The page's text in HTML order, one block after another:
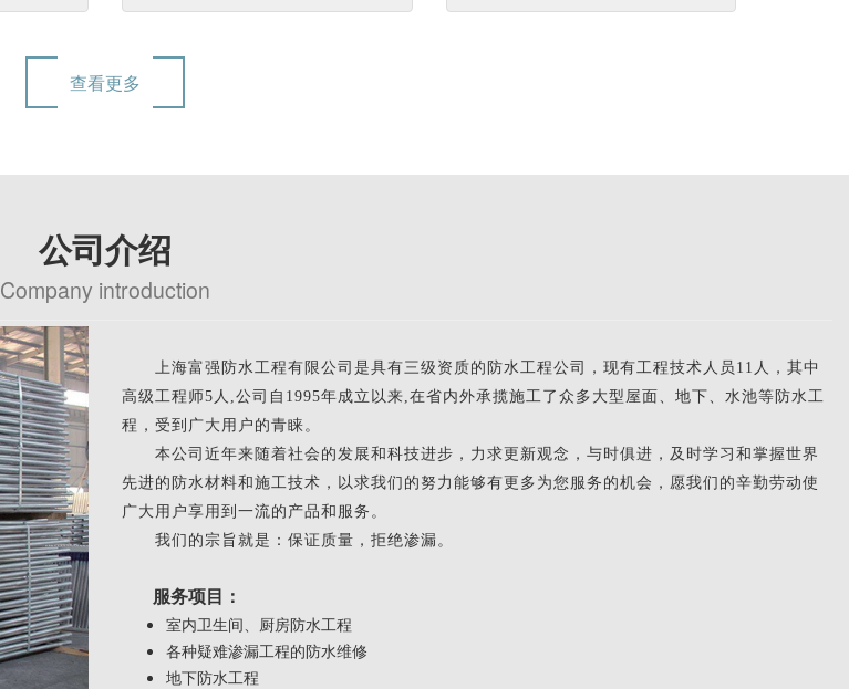
查看更多
公司介绍
Company introduction
上海富强防水工程有限公司是具有三级资质的防水工程公司，现有工程技术人员11人，其中
高级工程师5人,公司自1995年成立以来,在省内外承揽施工了众多大型屋面、地下、水池等防水工
程，受到广大用户的青睐。
本公司近年来随着社会的发展和科技进步，力求更新观念，与时俱进，及时学习和掌握世界
先进的防水材料和施工技术，以求我们的努力能够有更多为您服务的机会，愿我们的辛勤劳动使
广大用户享用到一流的产品和服务。
我们的宗旨就是：保证质量，拒绝渗漏。
服务项目：
室内卫生间、厨房防水工程
各种疑难渗漏工程的防水维修
地下防水工程